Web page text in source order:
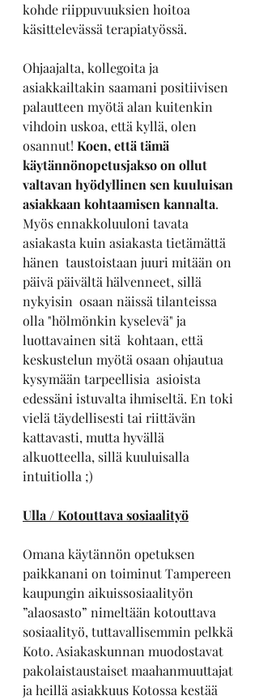
kohde riippuvuuksien hoitoa
käsittelevässä terapiatyössä.
Ohjaajalta, kollegoita ja
asiakkailtakin saamani positiivisen
palautteen myötä alan kuitenkin
vihdoin uskoa, että kyllä, olen
osannut! Koen, että tämä
käytännönopetusjakso on ollut
valtavan hyödyllinen sen kuuluisan
asiakkaan kohtaamisen kannalta.
Myös ennakkoluuloni tavata
asiakasta kuin asiakasta tietämättä
hänen  taustoistaan juuri mitään on
päivä päivältä hälvenneet, sillä
nykyisin  osaan näissä tilanteissa
olla "hölmönkin kyselevä" ja
luottavainen sitä  kohtaan, että
keskustelun myötä osaan ohjautua
kysymään tarpeellisia  asioista
edessäni istuvalta ihmiseltä. En toki
vielä täydellisesti tai riittävän
kattavasti, mutta hyvällä
alkuotteella, sillä kuuluisalla
intuitiolla ;)
Ulla / Kotouttava sosiaalityö
Omana käytännön opetuksen
paikkanani on toiminut Tampereen
kaupungin aikuissosiaalityön
”alaosasto” nimeltään kotouttava
sosiaalityö, tuttavallisemmin pelkkä
Koto. Asiakaskunnan muodostavat
pakolaistaustaiset maahanmuuttajat
ja heillä asiakkuus Kotossa kestää